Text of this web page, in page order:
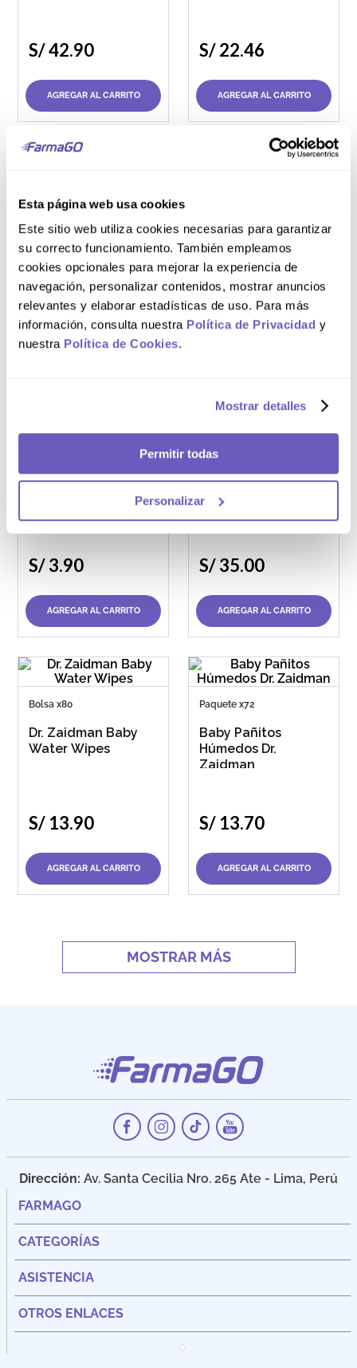
Esta página web usa cookies
Este sitio web utiliza cookies necesarias para garantizar
su correcto funcionamiento. También empleamos
cookies opcionales para mejorar la experiencia de
navegación, personalizar contenidos, mostrar anuncios
relevantes y elaborar estadísticas de uso. Para más
información, consulta nuestra Política de Privacidad y
nuestra Política de Cookies.
Mostrar detalles
Permitir todas
Personalizar
S/42.90
AGREGAR AL CARRITO
S/22.46
AGREGAR AL CARRITO
Zaidman
Dermaprotect
S/30.00
Húmedos Dr.
Zaidman
S/20.50
Jabón de Glicerina
S/3.90
AGREGAR AL CARRITO
Frasco 750 mL
Baby Shampoo
Zaidman
S/35.00
AGREGAR AL CARRITO
Bolsa x80
Dr. Zaidman Baby
Water Wipes
S/ 13.90
AGREGAR AL CARRITO
Paquete x72
Baby Pañitos
Húmedos Dr.
Zaidman
S/ 13.70
AGREGAR AL CARRITO
MOSTRAR MÁS
Dirección: Av. Santa Cecilia Nro. 265 Ate - Lima, Perú
FARMAGO
CATEGORÍAS
ASISTENCIA
OTROS ENLACES